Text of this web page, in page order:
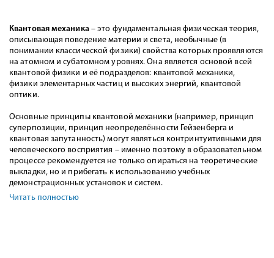
Квантовая механика– это фундаментальная физическая теория,
описывающая поведение материи и света, необычные (в
понимании классической физики) свойства которых проявляются
на атомном и субатомном уровнях. Она является основой всей
квантовой физики и её подразделов: квантовой механики,
физики элементарных частиц и высоких энергий, квантовой
оптики.
Основные принципы квантовой механики (например, принцип
суперпозиции, принцип неопределённости Гейзенберга и
квантовая запутанность) могут являться контринтуитивными для
человеческого восприятия – именно поэтому в образовательном
процессе рекомендуется не только опираться на теоретические
выкладки, но и прибегать к использованию учебных
демонстрационных установок и систем.
Читать полностью